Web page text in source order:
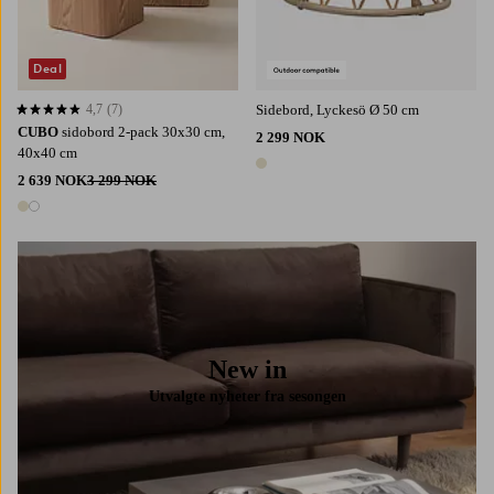
CUBO sidobord 2-pack 30x30 cm,
40x40 cm
2 639 NOK3 299 NOK
2 farger
4,7 basert på 7 karaktergivninger
4,7 (7)
Deal
Sidebord, Lyckesö Ø 50 cm
2 299 NOK
1 farge
New in
Utvalgte nyheter fra sesongen